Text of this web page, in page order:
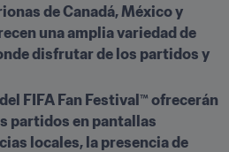
de Canadá, México y
una amplia variedad de
disfrutar de los partidos y
FIFA Fan Festival™ ofrecerán
partidos en pantallas
locales, la presencia de